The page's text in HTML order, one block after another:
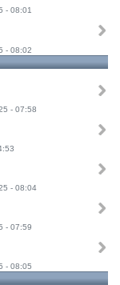
- 08:01
- 08:02
- 07:58
- 08:04
- 07:59
- 08:05